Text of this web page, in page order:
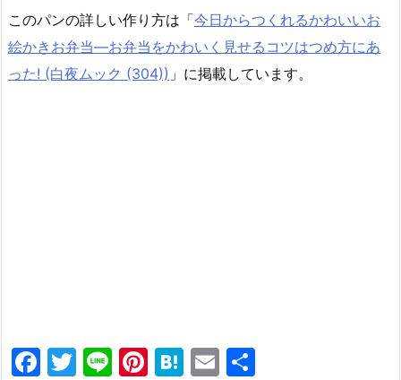
このパンの詳しい作り方は「今日からつくれるかわいいお
絵かきお弁当―お弁当をかわいく見せるコツはつめ方にあ
った! (白夜ムック (304)) 」に掲載しています。
F
T
Li Pi H
E